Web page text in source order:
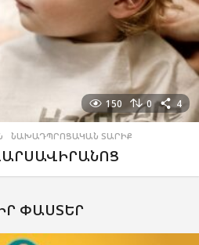
150 0 4
,ՆԱԽԱԴՊՐՈՑԱԿԱՆ ՏԱՐԻՔ
ՓԱՍՏԵՐ